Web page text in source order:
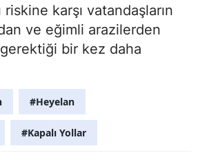
riskine karşı vatandaşların
ve eğimli arazilerden
bir kez daha
#Heyelan
#Kapalı Yollar